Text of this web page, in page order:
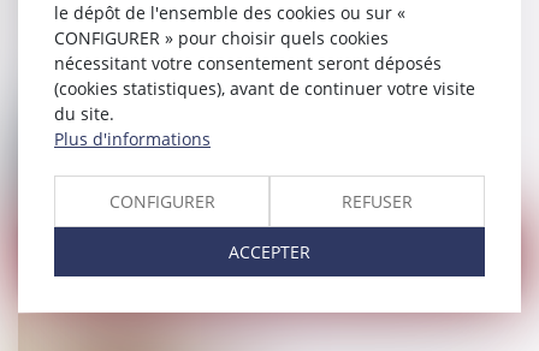
Laurence CAMUS
ASSISTANTES
le dépôt de l'ensemble des cookies ou sur «
CONFIGURER » pour choisir quels cookies
nécessitant votre consentement seront déposés
(cookies statistiques), avant de continuer votre visite
du site.
Plus d'informations
CONFIGURER REFUSER
ACCEPTER